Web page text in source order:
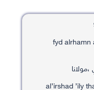
fyd alrhamn
al’irshad ’ily